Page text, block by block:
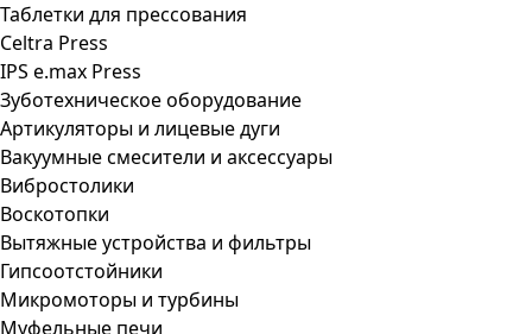
Таблетки для прессования
Celtra Press
IPS e.max Press
Зуботехническое оборудование
Артикуляторы и лицевые дуги
Вакуумные смесители и аксессуары
Вибростолики
Воскотопки
Вытяжные устройства и фильтры
Гипсоотстойники
Микромоторы и турбины
Муфельные печи